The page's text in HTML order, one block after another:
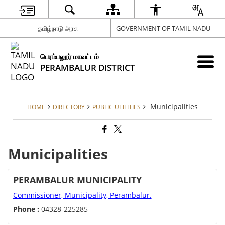
தமிழ்நாடு அரசு GOVERNMENT OF TAMIL NADU
பெரம்பலூர் மாவட்டம்
PERAMBALUR DISTRICT
HOME DIRECTORY PUBLIC UTILITIES Municipalities
Municipalities
PERAMBALUR MUNICIPALITY
Commissioner, Municipality, Perambalur.
Phone : 04328-225285